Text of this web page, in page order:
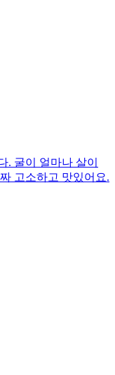
. 굴이 얼마나 살이
고소하고 맛있어요.